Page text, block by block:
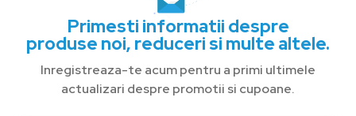
Primesti informatii despre
produse noi, reduceri si multe altele.
Inregistreaza-te acum pentru a primi ultimele
actualizari despre promotii si cupoane.